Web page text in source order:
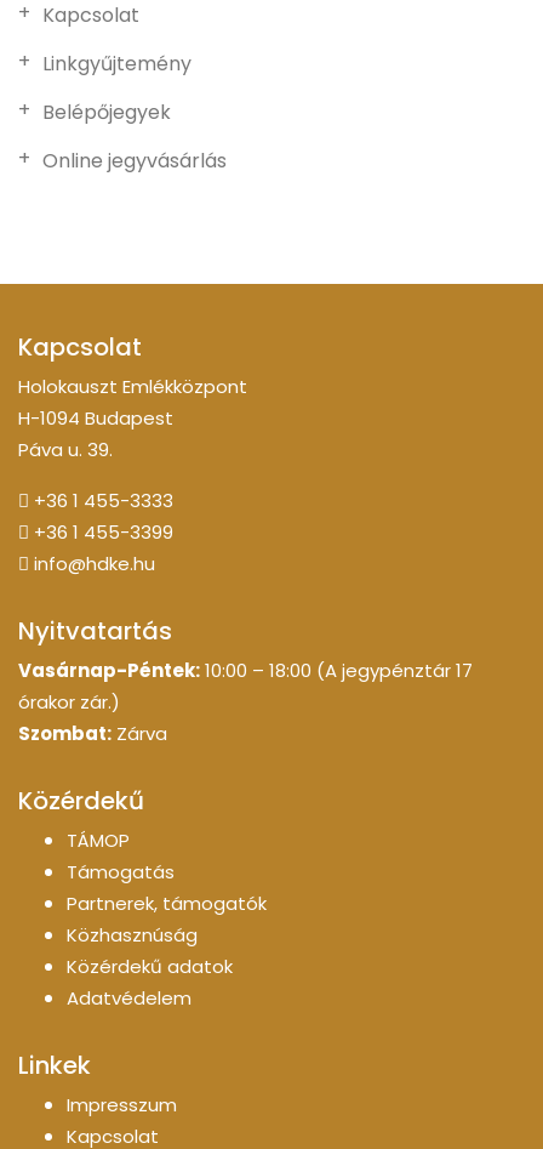
Kapcsolat
Linkgyűjtemény
Belépőjegyek
Online jegyvásárlás
Kapcsolat
Holokauszt Emlékközpont
H-1094 Budapest
Páva u. 39.
+36 1 455-3333
+36 1 455-3399
info@hdke.hu
Nyitvatartás
Vasárnap-Péntek:10:00 – 18:00 (A jegypénztár 17
órakor zár.)
Szombat: Zárva
Közérdekű
TÁMOP
Támogatás
Partnerek, támogatók
Közhasznúság
Közérdekű adatok
Adatvédelem
Linkek
Impresszum
Kapcsolat